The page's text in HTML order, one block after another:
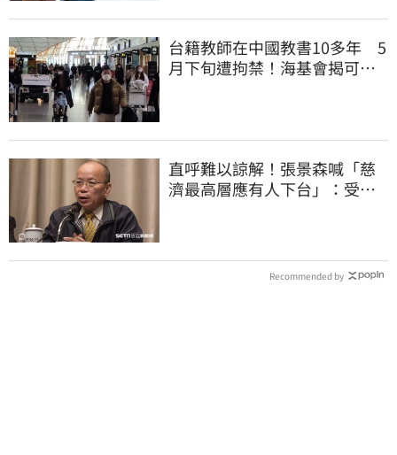
台籍教師在中國教書10多年 5
月下旬遭拘禁！海基會揭可能
直呼難以諒解！張景森喊「慈
濟最高層應有人下台」：受害
Recommended by